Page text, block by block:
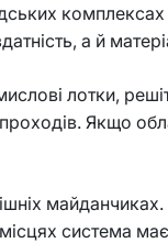
а й
лотки,
Якщо
система